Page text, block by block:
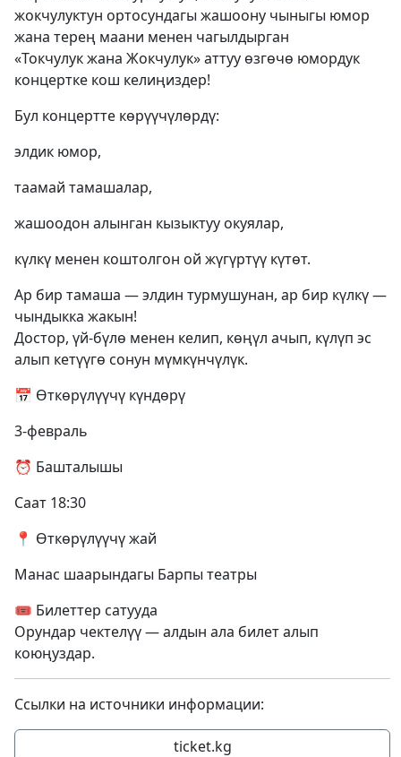
жокчулуктун ортосундагы жашоону чыныгы юмор
жана терең маани менен чагылдырган
«Токчулук жана Жокчулук» аттуу өзгөчө юмордук
концертке кош келиңиздер!
Бул концертте көрүүчүлөрдү:
элдик юмор,
таамай тамашалар,
жашоодон алынган кызыктуу окуялар,
күлкү менен коштолгон ой жүгүртүү күтөт.
Ар бир тамаша — элдин турмушунан, ар бир күлкү —
чындыкка жакын!
Достор, үй-бүлө менен келип, көңүл ачып, күлүп эс
алып кетүүгө сонун мүмкүнчүлүк.
📅 Өткөрүлүүчү күндөрү
3-февраль
⏰ Башталышы
Саат 18:30
📍 Өткөрүлүүчү жай
Манас шаарындагы Барпы театры
🎟 Билеттер сатууда
Орундар чектелүү — алдын ала билет алып
коюңуздар.
Ссылки на источники информации:
ticket.kg